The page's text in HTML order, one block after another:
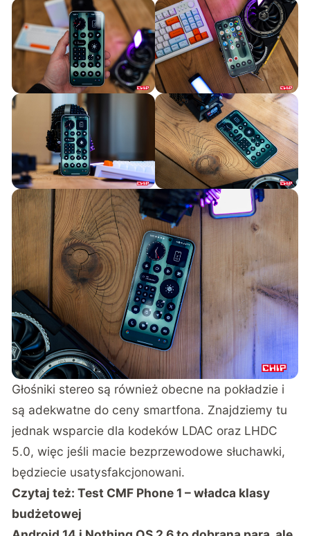
Głośniki stereo są również obecne na pokładzie i
są adekwatne do ceny smartfona. Znajdziemy tu
jednak wsparcie dla kodeków LDAC oraz LHDC
5.0, więc jeśli macie bezprzewodowe słuchawki,
będziecie usatysfakcjonowani.
Czytaj też:Test CMF Phone 1 – władca klasy
budżetowej